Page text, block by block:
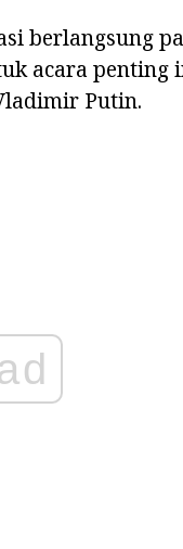
berlangsung
acara penting
Putin.